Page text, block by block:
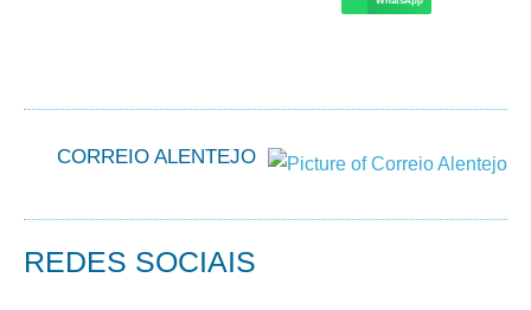
CORREIO ALENTEJO
REDES SOCIAIS